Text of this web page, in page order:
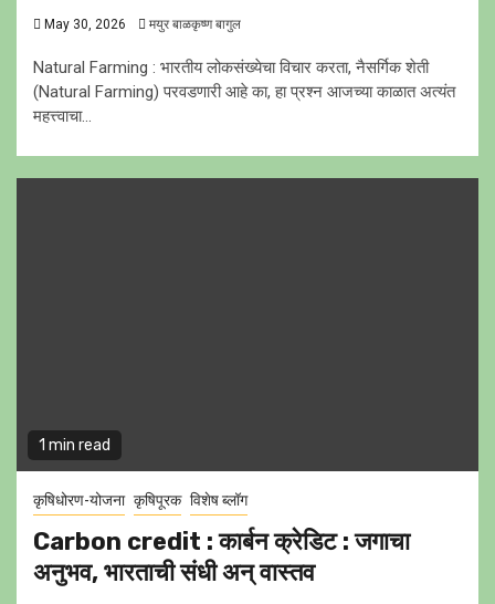
May 30, 2026 मयुर बाळकृष्ण बागुल
Natural Farming : भारतीय लोकसंख्येचा विचार करता, नैसर्गिक शेती
(Natural Farming) परवडणारी आहे का, हा प्रश्न आजच्या काळात अत्यंत
महत्त्वाचा...
1 min read
कृषिधोरण-योजना कृषिपूरक विशेष ब्लॉग
Carbon credit : कार्बन क्रेडिट : जगाचा
अनुभव, भारताची संधी अन् वास्तव